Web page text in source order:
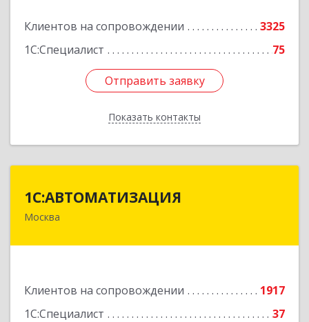
Клиентов на сопровождении
3325
1С:Специалист
75
Отправить заявку
Показать контакты
Отправить заявку
Назад
1С:АВТОМАТИЗАЦИЯ
Москва
Клиентов на сопровождении
1917
1С:Специалист
37
111024, Москва г, Энтузиастов 1-я ул, дом №